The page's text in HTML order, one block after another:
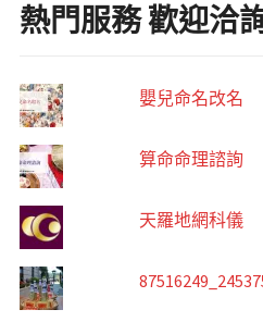
熱門服務 歡迎洽
嬰兒命名改名
算命命理諮詢
天羅地網科儀